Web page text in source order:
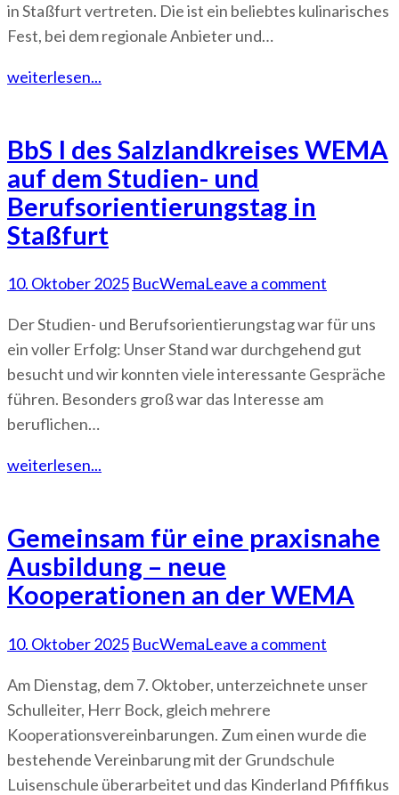
in Staßfurt vertreten. Die ist ein beliebtes kulinarisches
Fest, bei dem regionale Anbieter und…
weiterlesen...
BbS I des Salzlandkreises WEMA
auf dem Studien- und
Berufsorientierungstag in
Staßfurt
10. Oktober 2025 BucWemaLeave a comment
Der Studien- und Berufsorientierungstag war für uns
ein voller Erfolg: Unser Stand war durchgehend gut
besucht und wir konnten viele interessante Gespräche
führen. Besonders groß war das Interesse am
beruflichen…
weiterlesen...
Gemeinsam für eine praxisnahe
Ausbildung – neue
Kooperationen an der WEMA
10. Oktober 2025 BucWemaLeave a comment
Am Dienstag, dem 7. Oktober, unterzeichnete unser
Schulleiter, Herr Bock, gleich mehrere
Kooperationsvereinbarungen. Zum einen wurde die
bestehende Vereinbarung mit der Grundschule
Luisenschule überarbeitet und das Kinderland Pfiffikus